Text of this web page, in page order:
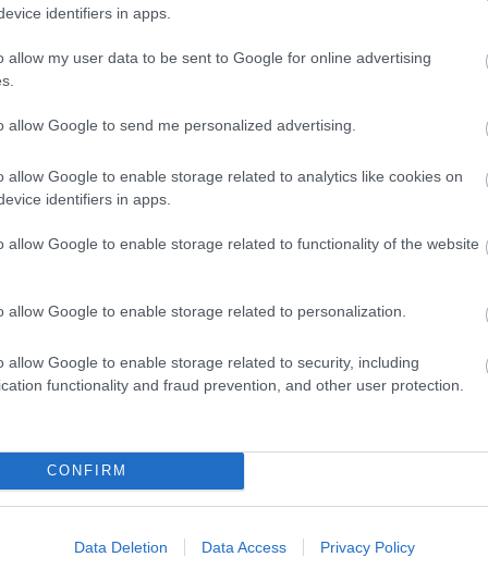
identifiers in apps.
allow my user data to be sent to Google for online advertising
allow Google to send me personalized advertising.
allow Google to enable storage related to analytics like cookies on
identifiers in apps.
allow Google to enable storage related to functionality of the website
allow Google to enable storage related to personalization.
allow Google to enable storage related to security, including
functionality and fraud prevention, and other user protection.
CONFIRM
Data Deletion Data Access Privacy Policy
BUCKLEY SMITHS-
Jeff Buckley-album jelenik, mely az 1997-ben elhunyt
már hallhattuk Bob Dylan Just Like A Woman című dalának
a Smiths-től az I Know It's…
komment
JOBB, MINT EGY BOB
akinek ritka felvételeiből álló posztumusz albumán lesz majd ott